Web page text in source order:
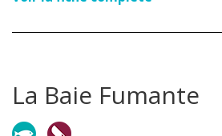
La Baie Fumante